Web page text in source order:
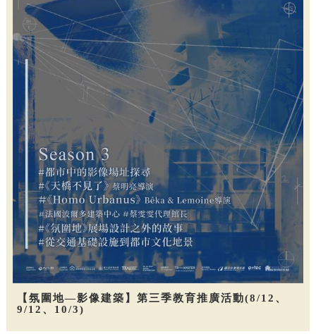
【氛圍地—影像建築】第三季教育推廣活動(8/12、
9/12、10/3)